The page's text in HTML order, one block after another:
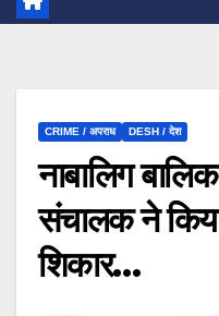
CRIME / अपराध DESH / देश
नाबालिग
संचालक ने
शिकार…